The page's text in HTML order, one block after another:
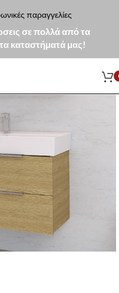
παραγγελίες
σε πολλά από τα
καταστήματά μας!